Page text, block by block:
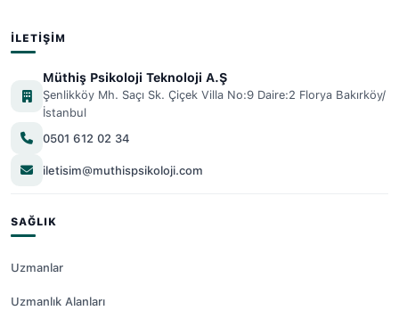
İLETIŞIM
Müthiş Psikoloji Teknoloji A.Ş
Şenlikköy Mh. Saçı Sk. Çiçek Villa No:9 Daire:2 Florya Bakırköy/
İstanbul
0501 612 02 34
iletisim@muthispsikoloji.com
SAĞLIK
Uzmanlar
Uzmanlık Alanları